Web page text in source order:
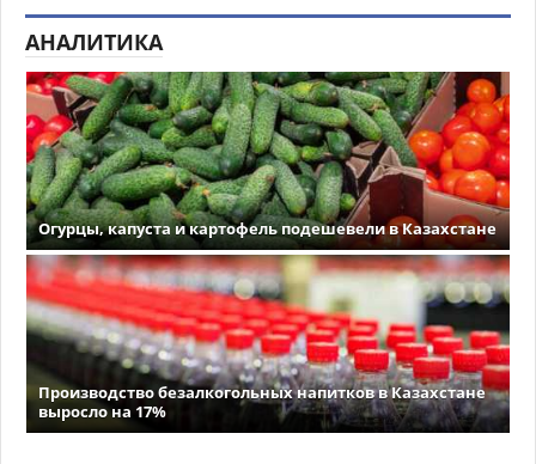
АНАЛИТИКА
Огурцы, капуста и картофель подешевели в Казахстане
Производство безалкогольных напитков в Казахстане
выросло на 17%